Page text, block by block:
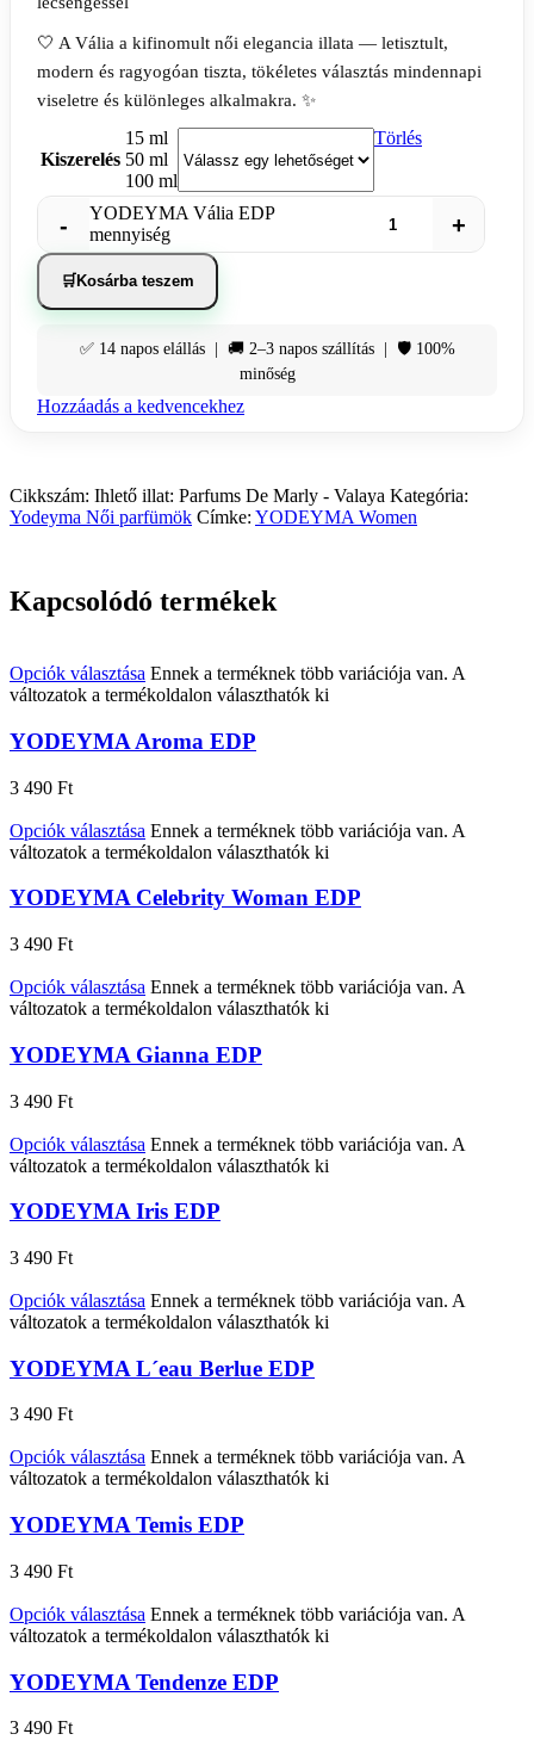
🤍 A Vália a kifinomult női elegancia illata — letisztult,
modern és ragyogóan tiszta, tökéletes választás mindennapi
viseletre és különleges alkalmakra. ✨
Kiszerelés
15 ml
50 ml
100 ml
Törlés
YODEYMA Vália EDP
mennyiség
Kosárba teszem
✅ 14 napos elállás | 🚚 2–3 napos szállítás | 🛡️ 100%
minőség
Hozzáadás a kedvencekhez
Cikkszám: Ihlető illat: Parfums De Marly - Valaya Kategória:
Yodeyma Női parfümök Címke: YODEYMA Women
Kapcsolódó termékek
Opciók választása Ennek a terméknek több variációja van. A
változatok a termékoldalon választhatók ki
YODEYMA Aroma EDP
3 490 Ft
Opciók választása Ennek a terméknek több variációja van. A
változatok a termékoldalon választhatók ki
YODEYMA Celebrity Woman EDP
3 490 Ft
Opciók választása Ennek a terméknek több variációja van. A
változatok a termékoldalon választhatók ki
YODEYMA Gianna EDP
3 490 Ft
Opciók választása Ennek a terméknek több variációja van. A
változatok a termékoldalon választhatók ki
YODEYMA Iris EDP
3 490 Ft
Opciók választása Ennek a terméknek több variációja van. A
változatok a termékoldalon választhatók ki
YODEYMA L´eau Berlue EDP
3 490 Ft
Opciók választása Ennek a terméknek több variációja van. A
változatok a termékoldalon választhatók ki
YODEYMA Temis EDP
3 490 Ft
Opciók választása Ennek a terméknek több variációja van. A
változatok a termékoldalon választhatók ki
YODEYMA Tendenze EDP
3 490 Ft